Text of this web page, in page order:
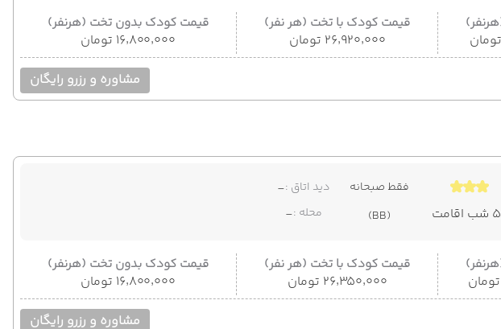
قیمت کودک با تخت (هر نفر)
۲۶٬۹۲۰٬۰۰۰ تومان
قیمت کودک بدون تخت (هرنفر)
۱۶٬۸۰۰٬۰۰۰ تومان
مشاوره و رزرو رایگان
5 شب اقامت
فقط صبحانه
(BB)
دید اتاق :-
محله :-
قیمت کودک با تخت (هر نفر)
۲۶٬۳۵۰٬۰۰۰ تومان
قیمت کودک بدون تخت (هرنفر)
۱۶٬۸۰۰٬۰۰۰ تومان
مشاوره و رزرو رایگان